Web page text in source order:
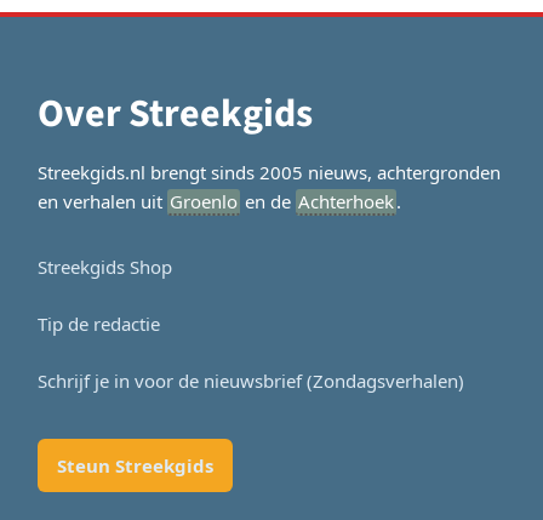
Over Streekgids
Streekgids.nl brengt sinds 2005 nieuws, achtergronden
en verhalen uit Groenlo en de Achterhoek.
Streekgids Shop
Tip de redactie
Schrijf je in voor de nieuwsbrief (Zondagsverhalen)
Steun Streekgids